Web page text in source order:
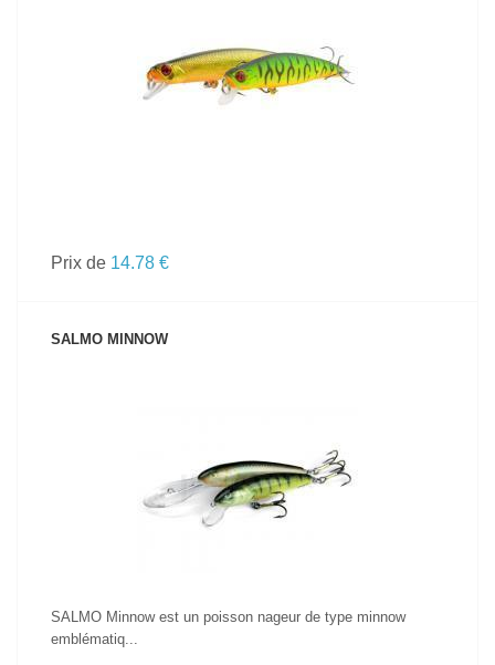
Prix de 14.78 €
SALMO MINNOW
SALMO Minnow est un poisson nageur de type minnow
emblématiq...